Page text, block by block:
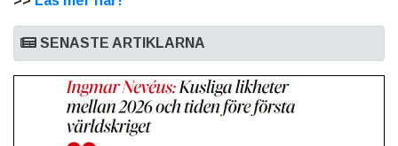
SENASTE ARTIKLARNA